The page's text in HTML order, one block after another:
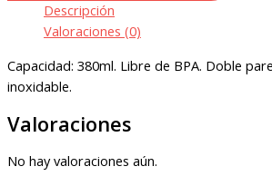
Descripción
Valoraciones (0)
Capacidad: 380ml. Libre de BPA. Doble
inoxidable.
Valoraciones
No hay valoraciones aún.